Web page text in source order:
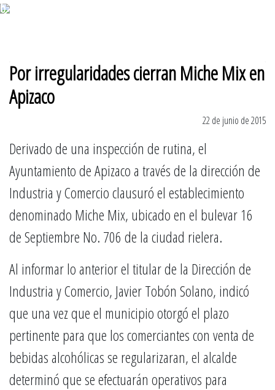
6 de agosto 2026
Por irregularidades cierran Miche Mix en
Apizaco
22 de junio de 2015
Derivado de una inspección de rutina, el
Ayuntamiento de Apizaco a través de la dirección de
Industria y Comercio clausuró el establecimiento
denominado Miche Mix, ubicado en el bulevar 16
de Septiembre No. 706 de la ciudad rielera.
Al informar lo anterior el titular de la Dirección de
Industria y Comercio, Javier Tobón Solano, indicó
que una vez que el municipio otorgó el plazo
pertinente para que los comerciantes con venta de
bebidas alcohólicas se regularizaran, el alcalde
determinó que se efectuarán operativos para